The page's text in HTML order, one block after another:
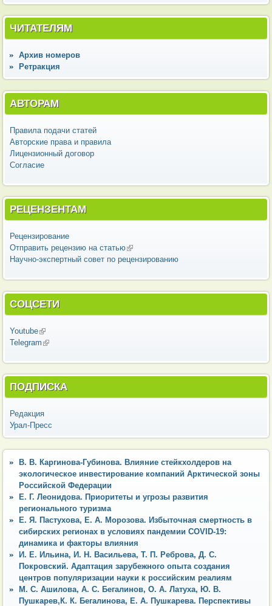
ЧИТАТЕЛЯМ
Архив номеров
Ретракция
АВТОРАМ
Правила подачи статей
Авторские права и правила
Лицензионный договор
Согласие
РЕЦЕНЗЕНТАМ
Рецензирование
Отправить рецензию на статью(внешняя ссылка)
Научно-экспертный совет по рецензированию
СОЦСЕТИ
Youtube(внешняя ссылка)
Telegram (внешняя ссылка)
ПОДПИСКА
Редакция
Урал-Пресс
В. В. Каргинова-Губинова. Влияние стейкхолдеров на
экологическое инвестирование компаний Арктической зоны
Российской Федерации
Е. Г. Леонидова. Приоритеты и угрозы развития
регионального туризма
Е. Я. Пастухова, Е. А. Морозова. Избыточная смертность в
сибирских регионах в условиях пандемии COVID-19:
динамика и факторы влияния
И. Е. Ильина, И. Н. Васильева, Т. П. Реброва, Д. С.
Покровский. Адаптация зарубежного опыта создания
центров популяризации науки к российским реалиям
М. С. Ашилова, А. С. Бегалинов, О. А. Латуха, Ю. В.
Пушкарев,К. К. Бегалинова, Е. А. Пушкарева. Перспективы